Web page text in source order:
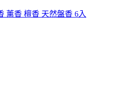
薰香 檀香 天然盤香 6入